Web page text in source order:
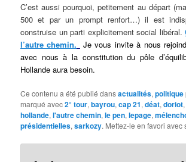
C’est aussi pourquoi, petitement au départ
500 et par un prompt renfort…) il est
construise un parti explicitement social libéral.
l’autre chemin.
Je vous invite à nous
avec nous à la constitution du pôle
Hollande aura besoin.
Ce contenu a été publié dansactualités,politique
marqué avec2° tour,bayrou,cap 21,déat,doriot
hollande,l'autre chemin,le pen,lepage,
présidentielles,sarkozy. Mettez-le en favori avec